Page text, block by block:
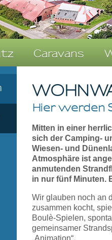
Caravans
Hier werden
Mitten in einer
sich der Camping-
Wiesen- und
Atmosphäre ist
anmutenden
in nur fünf Minuten.
Wir glauben noch an
zusammen kocht,
Boulè-Spielen,
gemeinsamer